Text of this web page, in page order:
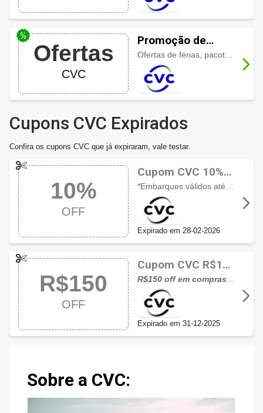
Ofertas
CVC
Promoção de
Viagens 2025
Cupons CVC Expirados
Confira os cupons CVC que já expiraram, vale testar.
10%
OFF
Cupom CVC 10%
de desconto
Expirado em 28-02-2026
R$150
OFF
Cupom CVC R$150
de desconto
Expirado em 31-12-2025
Sobre a CVC: